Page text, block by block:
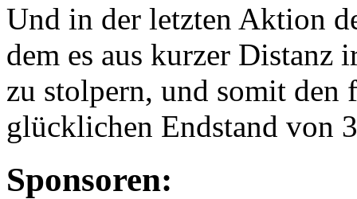
Und in der letzten Aktion
dem es aus kurzer Distanz
zu stolpern, und somit den
glücklichen Endstand von
Sponsoren: